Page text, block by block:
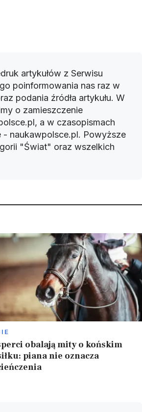
artykułów z Serwisu
poinformowania nas raz w
podania źródła artykułu. W
o zamieszczenie
a w czasopismach
- naukawpolsce.pl. Powyższe
"Świat" oraz wszelkich
obalają mity o końskim
piana nie oznacza